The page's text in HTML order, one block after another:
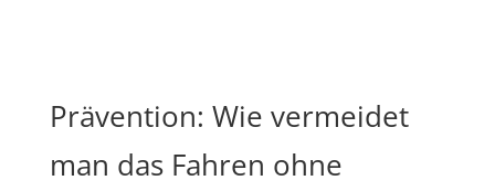
Prävention: Wie vermeidet
man das Fahren ohne